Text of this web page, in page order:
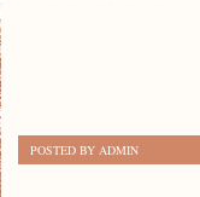
POSTED BY ADMIN